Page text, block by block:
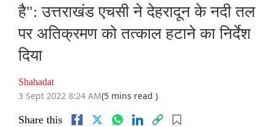
है": उत्तराखंड एचसी ने देहरादून के नदी तल
पर अतिक्रमण को तत्काल हटाने का निर्देश
दिया
Shahadat
3 Sept 2022 8:24 AM(5 mins read )
Share this